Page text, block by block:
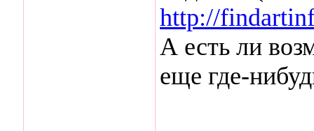
http://
А есть ли
еще где-